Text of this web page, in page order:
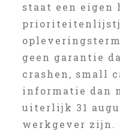
staat een eigen
geen garantie
crashen, small
informatie dan
uiterlijk 31
werkgever zijn.